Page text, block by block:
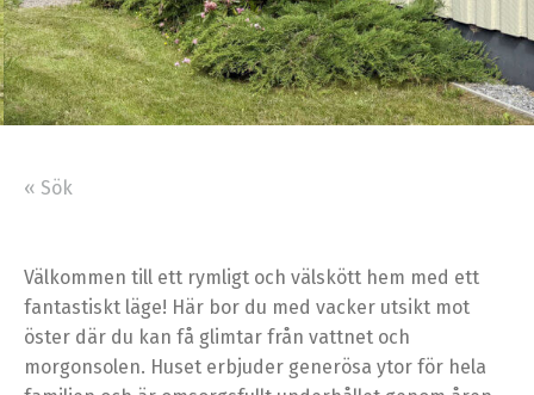
« Sök
Välkommen till ett rymligt och välskött hem med ett
fantastiskt läge! Här bor du med vacker utsikt mot
öster där du kan få glimtar från vattnet och
morgonsolen. Huset erbjuder generösa ytor för hela